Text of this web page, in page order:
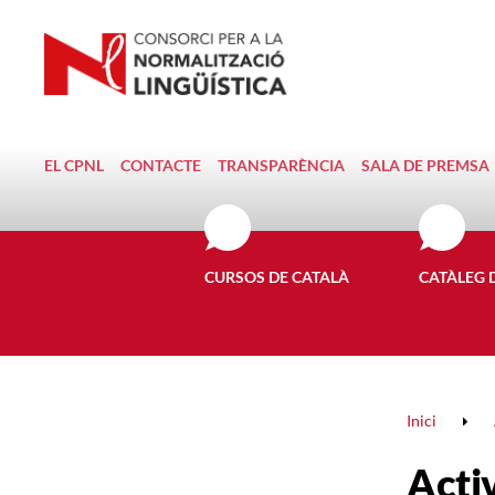
EL CPNL CONTACTE TRANSPARÈNCIA SALA DE PREMSA
CURSOS DE CATALÀ CATÀLEG
Inici